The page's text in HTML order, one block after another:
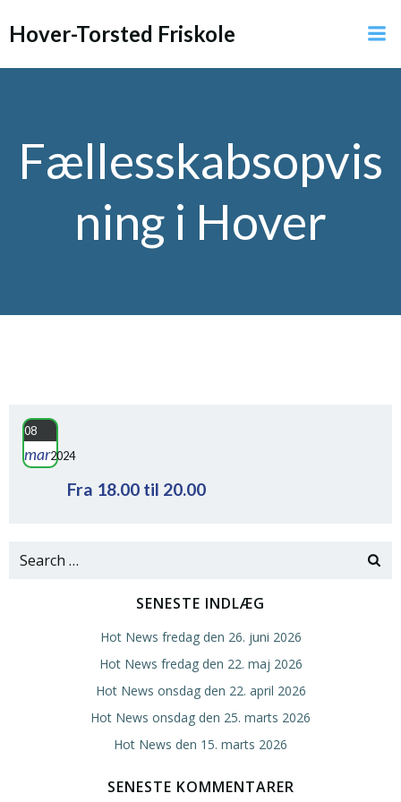
til
Hover-Torsted Friskole
Fællesskabsopvis
ning i Hover
08
mar2024
Fra 18.00 til 20.00
Search
SENESTE INDLÆG
Hot News fredag den 26. juni 2026
Hot News fredag den 22. maj 2026
Hot News onsdag den 22. april 2026
Hot News onsdag den 25. marts 2026
Hot News den 15. marts 2026
SENESTE KOMMENTARER